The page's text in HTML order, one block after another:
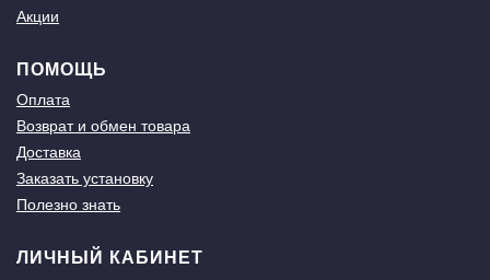
Акции
ПОМОЩЬ
Оплата
Возврат и обмен товара
Доставка
Заказать установку
Полезно знать
ЛИЧНЫЙ КАБИНЕТ